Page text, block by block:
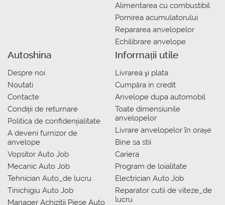
Alimentarea cu combustibil
Pornirea acumulatorului
Repararea anvelopelor
Echilibrare anvelope
Autoshina
Despre noi
Noutati
Contacte
Condiții de returnare
Politica de confidențialitate
A deveni furnizor de
anvelope
Vopsitor Auto Job
Mecanic Auto Job
Tehnician Auto_de lucru
Tinichigiu Auto Job
Manager Achizitii Piese Auto
Informații utile
Livrarea şi plata
Сumpăra in credit
Anvelope dupa automobil
Toate dimensiunile
anvelopelor
Livrare anvelopelor în orașe
Bine sa stii
Cariera
Program de loialitate
Electrician Auto Job
Reparator cutii de viteze_de
lucru